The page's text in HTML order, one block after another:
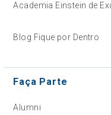
Academia Einstein de
Blog Fique por Dentro
Faça Parte
Alumni